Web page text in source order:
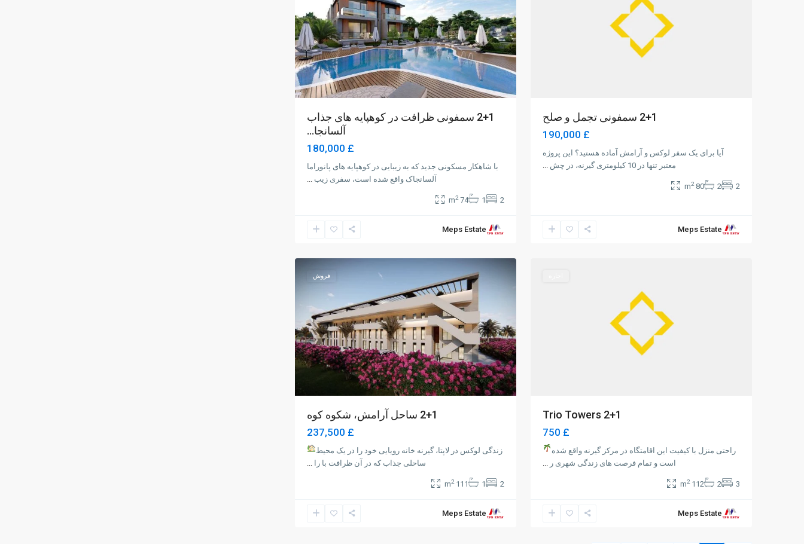
2+1 سمفونی تجمل و صلح
£ 190,000
آیا برای یک سفر لوکس و آرامش آماده هستید؟ این پروژه
معتبر تنها در 10 کیلومتری گیرنه، در چش
...
2
2
80 m
2
Meps Estate
2+1 سمفونی ظرافت در کوهپایه های جذاب
آلسانجا...
£ 180,000
با شاهکار مسکونی جدید که به زیبایی در کوهپایه های پانوراما
آلسانجاک واقع شده است، سفری زیب ...
2
1
74 m
2
Meps Estate
2+1 Trio Towers
£ 750
راحتی منزل با کیفیت این اقامتگاه در مرکز گیرنه واقع شده
است و تمام فرصت های زندگی شهری ر ...
3
2
112 m
2
Meps Estate
فروش
2+1 ساحل آرامش، شکوه کوه
£ 237,500
زندگی لوکس در لاپتا، گیرنه خانه رویایی خود را در یک محیط
ساحلی جذاب که در آن ظرافت با را ...
2
1
111 m
2
Meps Estate